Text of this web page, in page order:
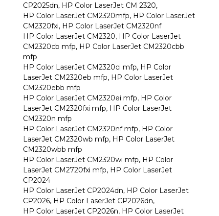
CP2025dn, HP Color LaserJet CM 2320,
HP Color LaserJet CM2320mfp, HP Color LaserJet
CM2320fxi, HP Color LaserJet CM2320nf
HP Color LaserJet CM2320, HP Color LaserJet
CM2320cb mfp, HP Color LaserJet CM2320cbb
mfp
HP Color LaserJet CM2320ci mfp, HP Color
LaserJet CM2320eb mfp, HP Color LaserJet
CM2320ebb mfp
HP Color LaserJet CM2320ei mfp, HP Color
LaserJet CM2320fxi mfp, HP Color LaserJet
CM2320n mfp
HP Color LaserJet CM2320nf mfp, HP Color
LaserJet CM2320wb mfp, HP Color LaserJet
CM2320wbb mfp
HP Color LaserJet CM2320wi mfp, HP Color
LaserJet CM2720fxi mfp, HP Color LaserJet
CP2024
HP Color LaserJet CP2024dn, HP Color LaserJet
CP2026, HP Color LaserJet CP2026dn,
HP Color LaserJet CP2026n, HP Color LaserJet